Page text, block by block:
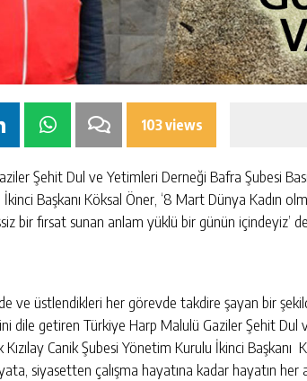
103 views
Şehit Dul ve Yetimleri Derneği Bafra Şubesi
Başkanı Köksal Öner, ‘8 Mart Dünya Kadın
bir fırsat sunan anlam yüklü bir günün içindeyiz’
ve üstlendikleri her görevde takdire şayan bir
dile getiren Türkiye Harp Malulü Gaziler Şehit Dul
Kızılay Canik Şubesi Yönetim Kurulu İkinci Başkanı
siyasetten çalışma hayatına kadar hayatın her